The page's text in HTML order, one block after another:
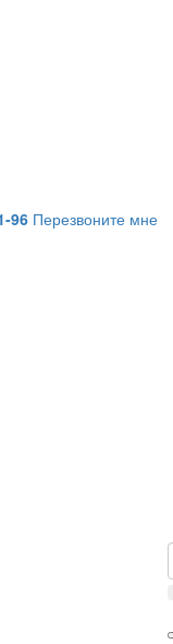
96 Перезвоните мне